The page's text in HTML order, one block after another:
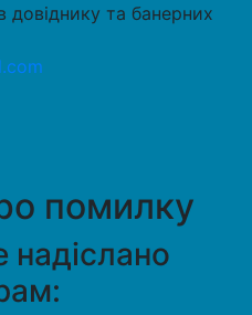
довіднику та банерних
помилку
надіслано